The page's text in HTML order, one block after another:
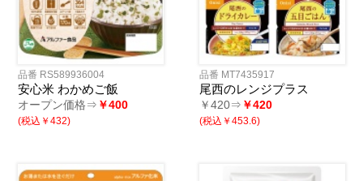
品番 RS589936004
安心米 わかめご飯
オープン価格⇒ ￥400
(税込￥432)
品番 MT7435917
尾西のレンジプラス
￥420⇒ ￥420
(税込￥453.6)